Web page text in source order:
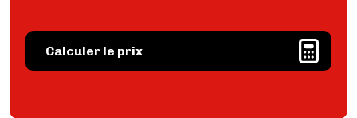
Comment ça marche ?
Image
Calculer le prix